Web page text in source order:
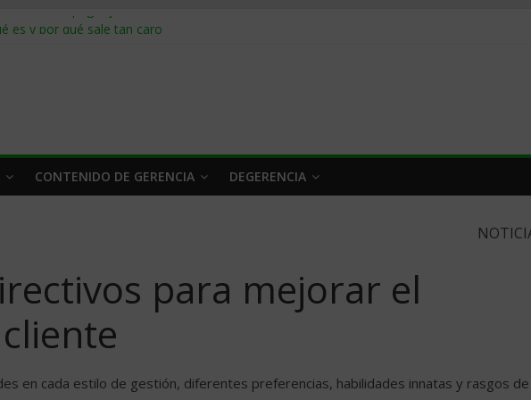
cómo pagar y cobrar en 2026
de suministro: qué hacer
UU.: cómo segmentarlo y venderle
CONTENIDO DE GERENCIA DEGERENCIA
para mejorar el
en cada estilo de gestión, diferentes preferencias, habilidades innatas y rasgos de